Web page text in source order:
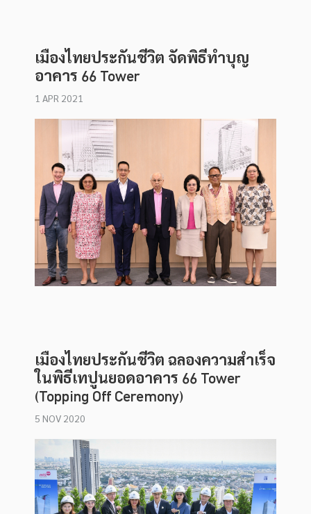
เมืองไทยประกันชีวิต จัดพิธีทำบุญ
อาคาร 66 Tower
1 APR 2021
เมืองไทยประกันชีวิต ฉลองความสำเร็จ
ในพิธีเทปูนยอดอาคาร 66 Tower
(Topping Off Ceremony)
5 NOV 2020